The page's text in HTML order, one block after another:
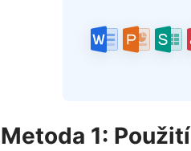
Metoda 1: